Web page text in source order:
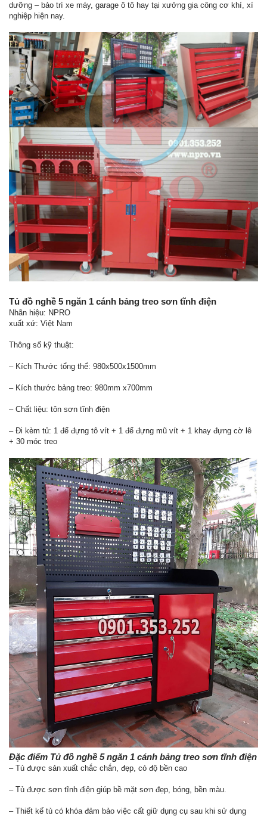
dưỡng – bảo trì xe máy, garage ô tô hay tại xưởng gia công cơ khí, xí
nghiệp hiện nay.
Tủ đồ nghề 5 ngăn 1 cánh bảng treo sơn tĩnh điện
Nhãn hiệu: NPRO
xuất xứ: Việt Nam
Thông số kỹ thuật:
– Kích Thước tổng thể: 980x500x1500mm
– Kích thước bảng treo: 980mm x700mm
– Chất liệu: tôn sơn tĩnh điện
– Đi kèm tủ: 1 đế đựng tô vít + 1 đế đựng mũ vít + 1 khay đựng cờ lê
+ 30 móc treo
Đặc điểm Tủ đồ nghề 5 ngăn 1 cánh bảng treo sơn tĩnh điện
– Tủ được sản xuất chắc chắn, đẹp, có độ bền cao
– Tủ được sơn tĩnh điện giúp bề mặt sơn đẹp, bóng, bền màu.
– Thiết kế tủ có khóa đảm bảo việc cất giữ dụng cụ sau khi sử dụng